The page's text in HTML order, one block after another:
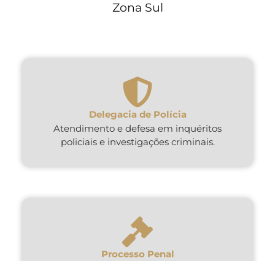
Zona Sul
Delegacia de Polícia
Atendimento e defesa em inquéritos
policiais e investigações criminais.
Processo Penal